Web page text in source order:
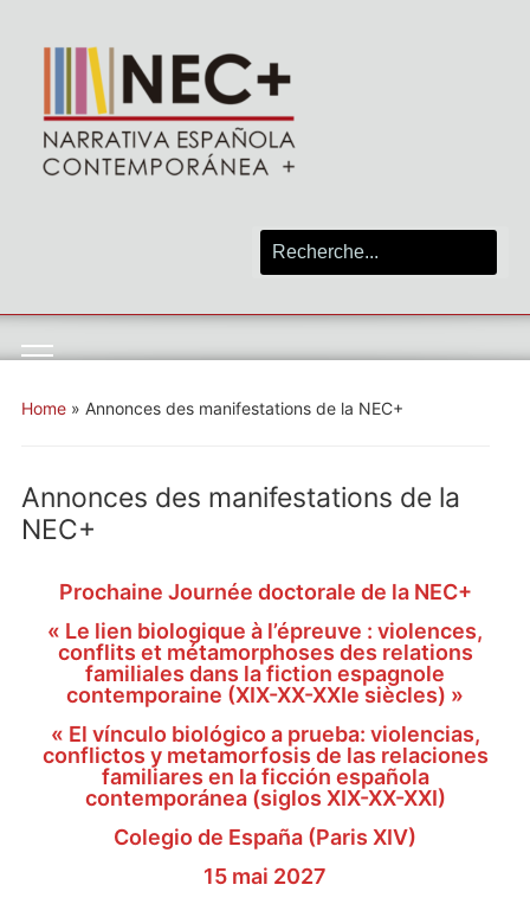
Search
for:
Toggle
Home» Annonces des manifestations de la NEC+
Annonces des manifestations de la
NEC+
Prochaine Journée doctorale de la NEC+
« Le lien biologique à l’épreuve : violences,
conflits et métamorphoses des relations
familiales dans la fiction espagnole
contemporaine (XIX-XX-XXIe siècles) »
« El vínculo biológico a prueba: violencias,
conflictos y metamorfosis de las relaciones
familiares en la ficción española
contemporánea (siglos XIX-XX-XXI)
Colegio de España (Paris XIV)
15 mai 2027